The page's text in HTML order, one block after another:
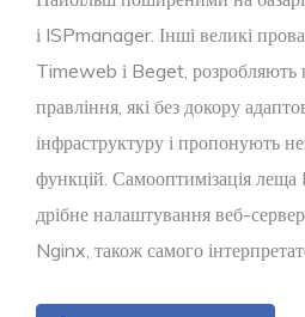
і ISPmanager. Інші великі
Timeweb і Beget, розробляють
правління, які без докору
інфраструктуру і пропонують
функцій. Самооптимізація
дрібне налаштування веб-
Nginx, також самого